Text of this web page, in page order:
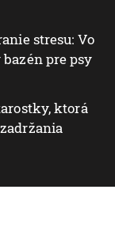
stresu: Vo
pre psy
ktorá